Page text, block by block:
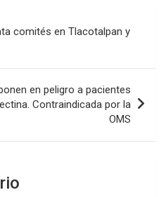
comités en Tlacotalpan y
en peligro a pacientes
Contraindicada por la
OMS